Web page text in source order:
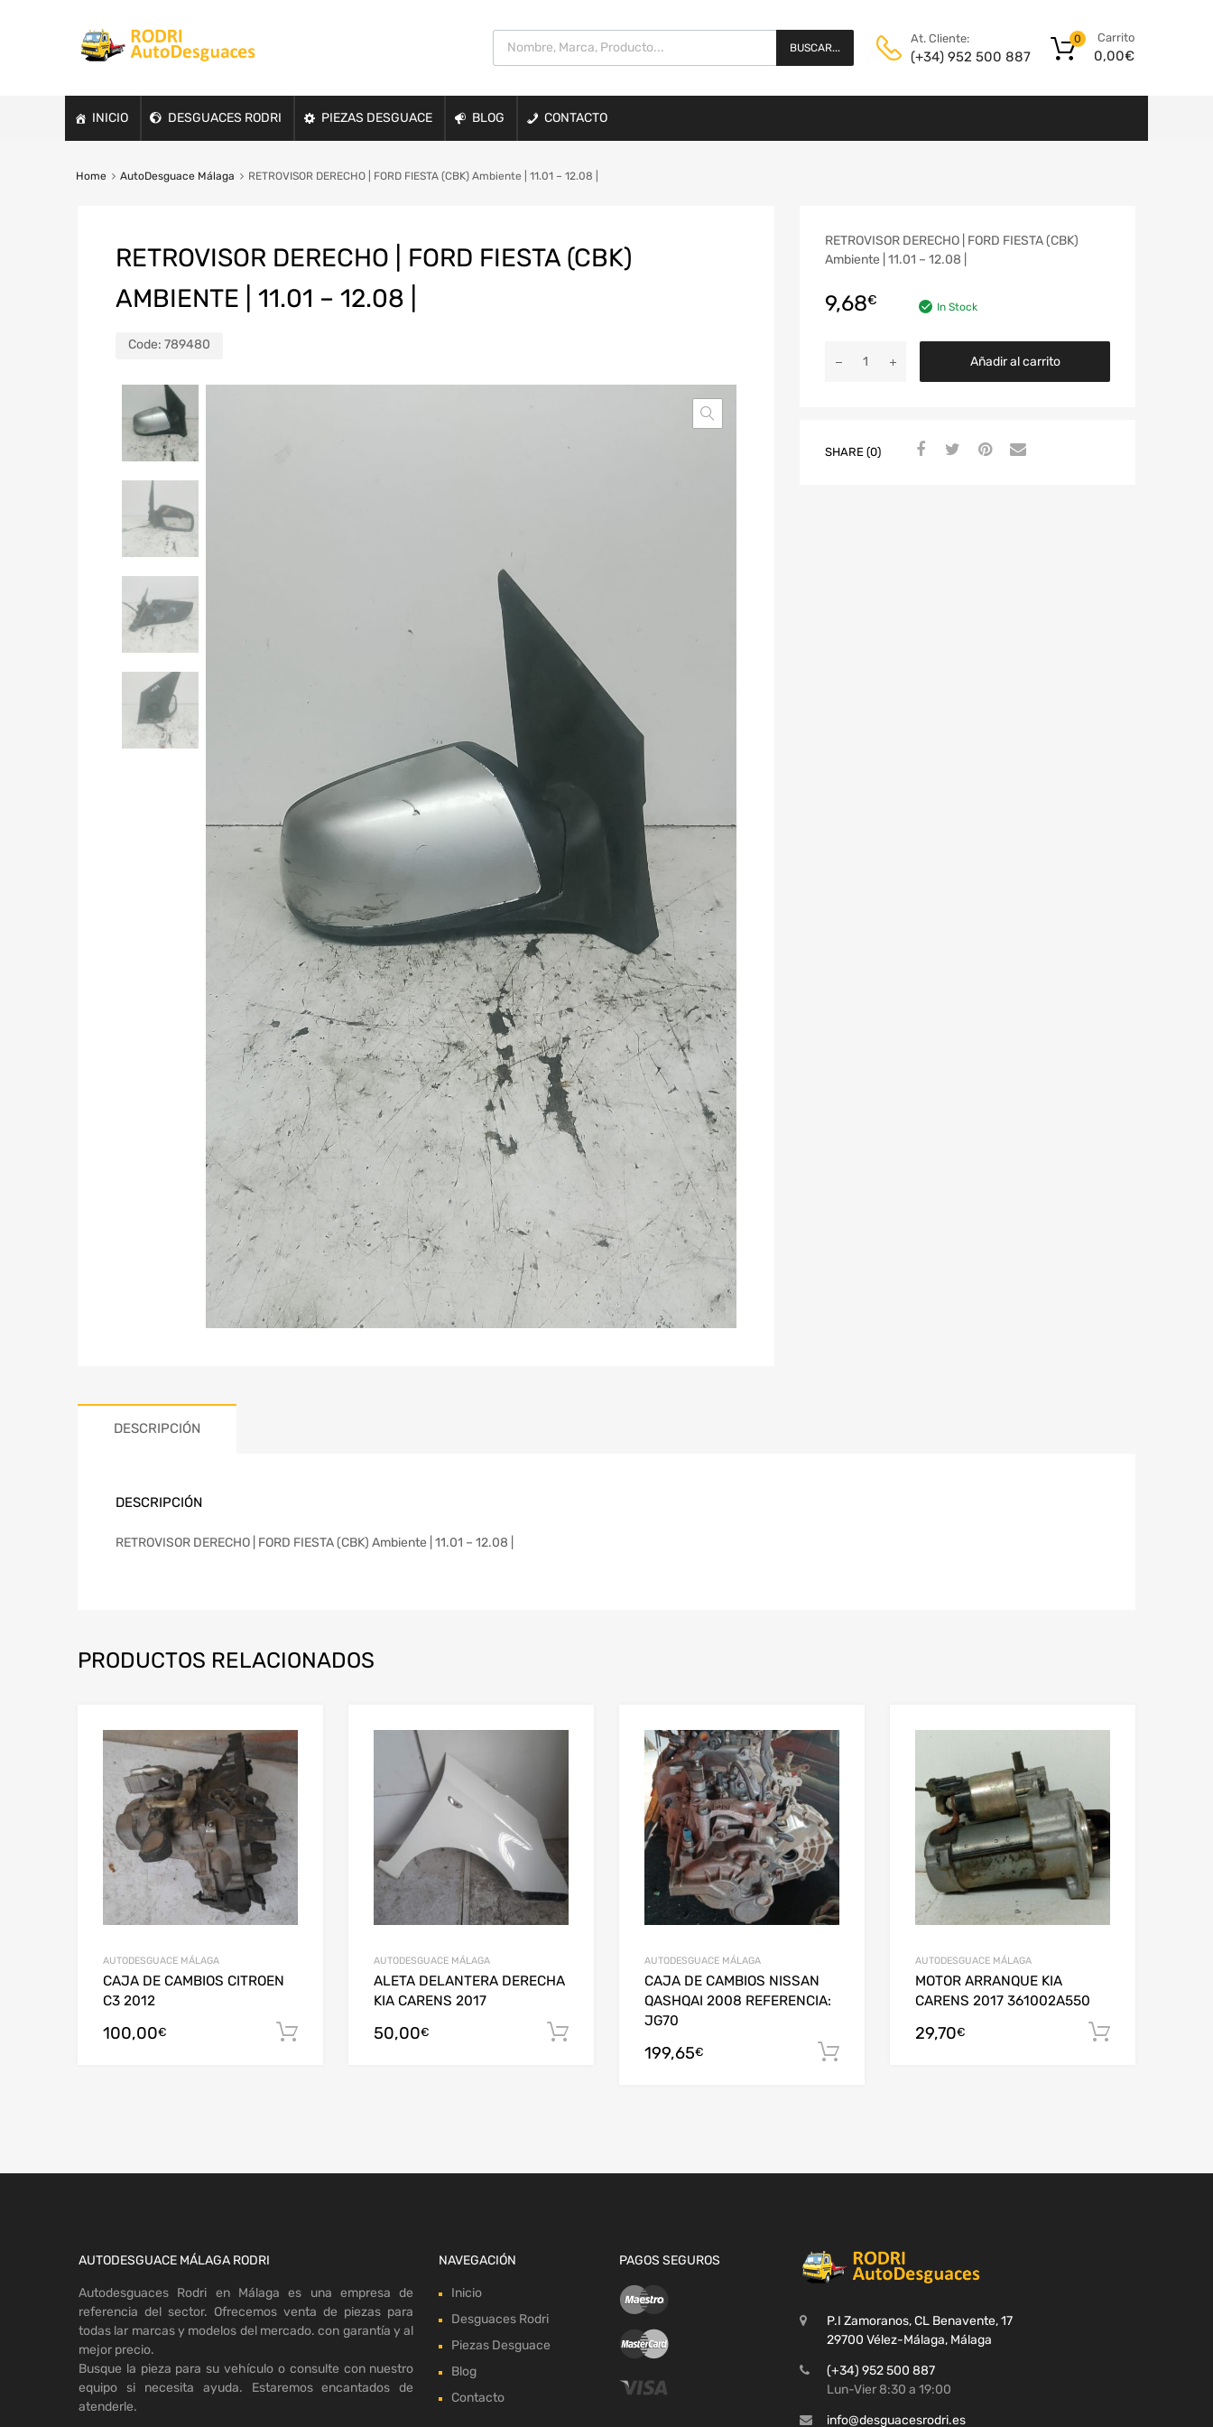
BUSCAR...
At. Cliente:
(+34) 952 500 887
Carrito
0,00€
0
INICIO DESGUACES RODRI PIEZAS DESGUACE BLOG CONTACTO
Home AutoDesguace Málaga RETROVISOR DERECHO | FORD FIESTA (CBK) Ambiente | 11.01 – 12.08 |
RETROVISOR DERECHO | FORD FIESTA (CBK)
AMBIENTE | 11.01 – 12.08 |
Code: 789480
RETROVISOR DERECHO | FORD FIESTA (CBK)
Ambiente | 11.01 – 12.08 |
9,68€ In Stock
Añadir al carrito
SHARE (0)
DESCRIPCIÓN
DESCRIPCIÓN
RETROVISOR DERECHO | FORD FIESTA (CBK) Ambiente | 11.01 – 12.08 |
PRODUCTOS RELACIONADOS
AUTODESGUACE MÁLAGA
CAJA DE CAMBIOS CITROEN
C3 2012
100,00€ Añadir al carrito
AUTODESGUACE MÁLAGA
ALETA DELANTERA DERECHA
KIA CARENS 2017
50,00€
AUTODESGUACE MÁLAGA
CAJA DE CAMBIOS NISSAN
QASHQAI 2008 REFERENCIA:
JG70
199,65€
AUTODESGUACE MÁLAGA
MOTOR ARRANQUE KIA
CARENS 2017 361002A550
29,70€
AUTODESGUACE MÁLAGA RODRI
Autodesguaces Rodri en Málaga es una empresa de
referencia del sector. Ofrecemos venta de piezas para
todas lar marcas y modelos del mercado. con garantía y al
mejor precio.
Busque la pieza para su vehículo o consulte con nuestro
equipo si necesita ayuda. Estaremos encantados de
atenderle.
NAVEGACIÓN
Inicio
Desguaces Rodri
Piezas Desguace
Blog
Contacto
PAGOS SEGUROS
P.I Zamoranos, CL Benavente, 17
29700 Vélez-Málaga, Málaga
(+34) 952 500 887
Lun-Vier 8:30 a 19:00
info@desguacesrodri.es